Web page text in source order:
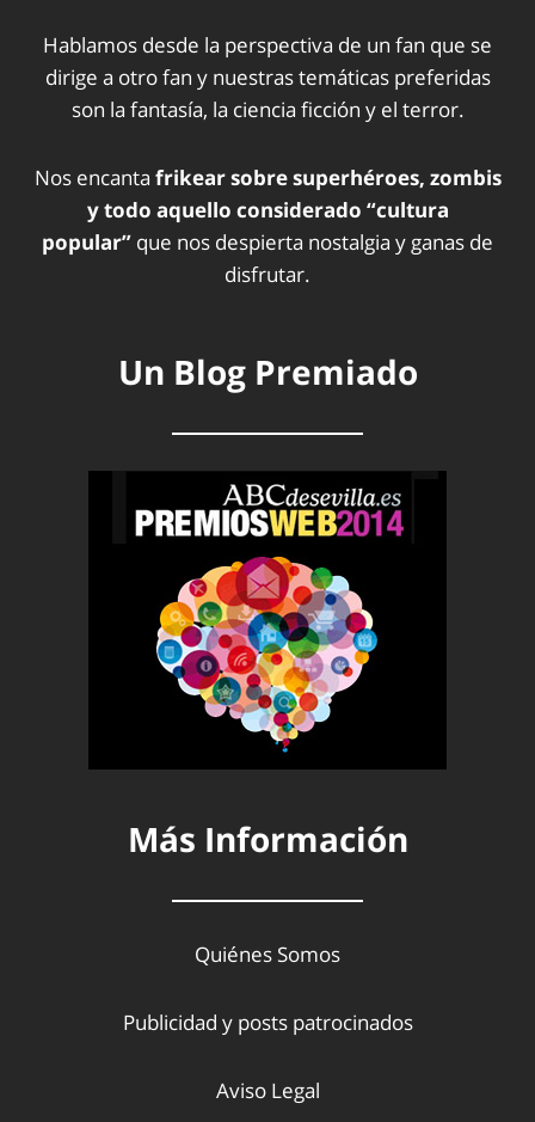
Hablamos desde la perspectiva de un fan que se
dirige a otro fan y nuestras temáticas preferidas
son la fantasía, la ciencia ficción y el terror.
Nos encanta frikear sobre superhéroes, zombis
y todo aquello considerado “cultura
popular” que nos despierta nostalgia y ganas de
disfrutar.
Un Blog Premiado
Más Información
Quiénes Somos
Publicidad y posts patrocinados
Aviso Legal